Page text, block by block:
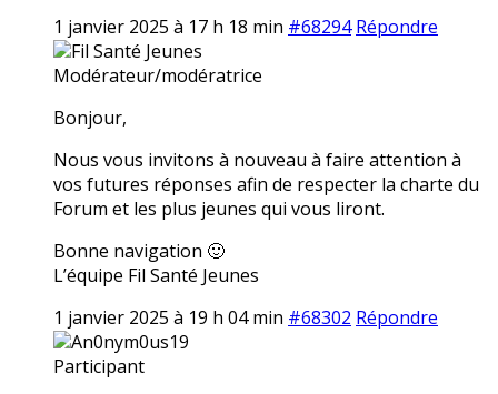
1 janvier 2025 à 17 h 18 min #68294 Répondre
Fil Santé Jeunes
Modérateur/modératrice
Bonjour,
Nous vous invitons à nouveau à faire attention à
vos futures réponses afin de respecter la charte du
Forum et les plus jeunes qui vous liront.
Bonne navigation 🙂
L’équipe Fil Santé Jeunes
1 janvier 2025 à 19 h 04 min #68302 Répondre
An0nym0us19
Participant